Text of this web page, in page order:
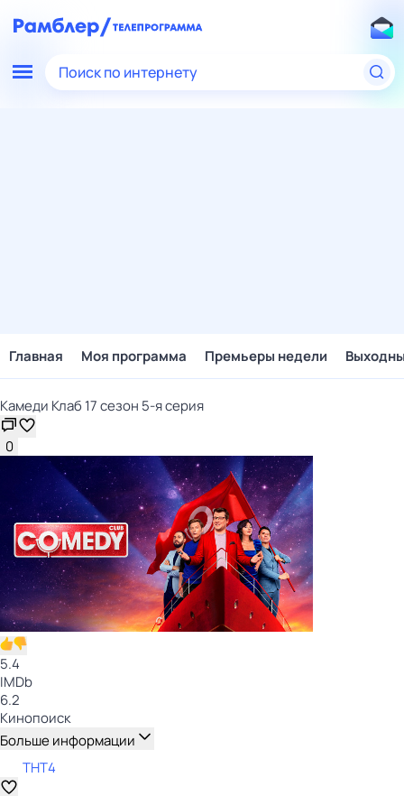
Поиск по интернету
Главная Моя программа Премьеры недели
Камеди Клаб 17 сезон 5-я серия
0
5.4
IMDb
6.2
Кинопоиск
Больше информации
ТНТ4